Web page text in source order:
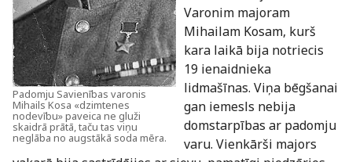
Padomju Savienības varonis
Mihails Kosa «dzimtenes
nodevību» paveica ne gluži
skaidrā prātā, taču tas viņu
neglāba no augstākā soda mēra.
Varonim majoram
Mihailam Kosam, kurš
kara laikā bija notriecis
19 ienaidnieka
lidmašīnas. Viņa bēgšanai
gan iemesls nebija
domstarpības ar padomju
varu. Vienkārši majors